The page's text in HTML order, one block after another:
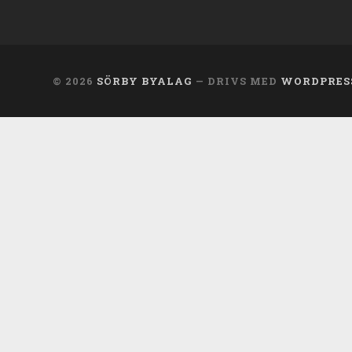
© 2026 SÖRBY BYALAG — DRIVS MED